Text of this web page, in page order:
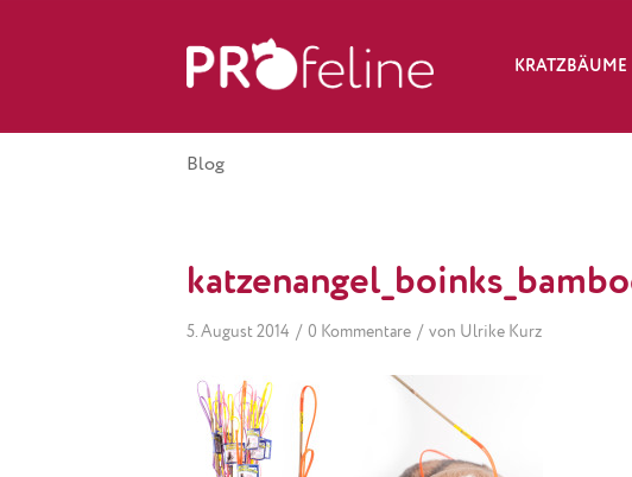
KRATZBÄUME
Blog
5. August 2014 / 0 Kommentare / von Ulrike Kurz